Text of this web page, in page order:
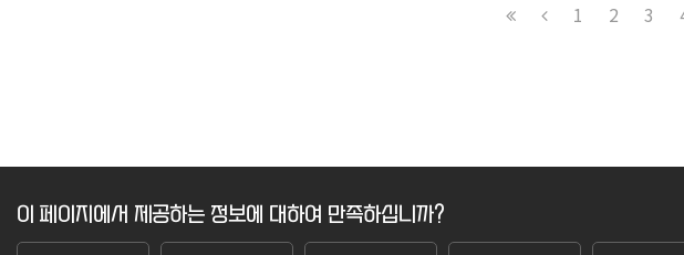
1 2 3
이 페이지에서 제공하는 정보에 대하여 만족하십니까?